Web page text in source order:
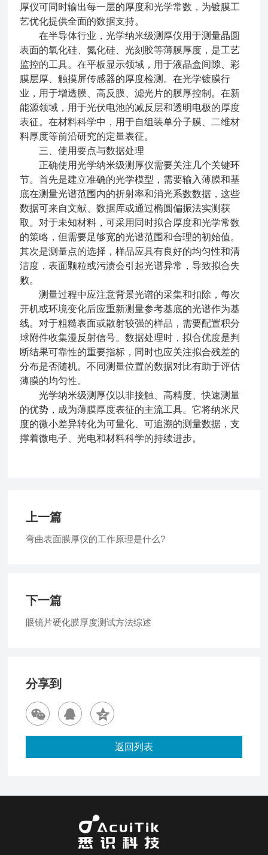
厚仪可同时输出每一层的厚度和光学常数，为镀膜工
艺优化提供全面的数据支持。
在半导体行业，光学纳米级测厚仪用于测量晶圆
表面的氧化硅、氮化硅、光刻胶等薄膜厚度，是工艺
监控的工具。在平板显示领域，用于液晶盒间隙、彩
膜层厚、触摸屏传感器的厚度检测。在光学镀膜行
业，用于增透膜、高反膜、滤光片的膜厚控制。在新
能源领域，用于光伏电池的减反层和透明电极的厚度
表征。在材料科学中，用于自组装单分子膜、二维材
料厚度等前沿研究的定量表征。
三、使用要点与数据处理
正确使用光学纳米级测厚仪需要关注几个关键环
节。首先是建立准确的光学模型，需要输入薄膜和基
底在测量光谱范围内的折射率和消光系数数据，这些
数据可来自文献、数据库或通过椭圆偏振法实测获
取。对于未知材料，可采用同时拟合厚度和光学常数
的策略，但需要足够宽的光谱范围和合理的初始值。
其次是测量点的选择，样品应具有良好的均匀性和清
洁度，表面颗粒或污渍会引起光谱异常，导致拟合失
败。
测量过程中应注意背景光谱的采集和扣除，每次
开机或环境变化后应重新测量参考基底的光谱作为基
线。对于粗糙表面或散射较强的样品，需要配置积分
球附件收集漫反射信号。数据处理时，拟合优度是判
断结果可靠性的重要指标，同时也应关注拟合残差的
分布是否随机。不同测量位置的数据对比有助于评估
薄膜的均匀性。
光学纳米级测厚仪以非接触、高精度、快速测量
的优势，成为薄膜厚度表征的主流工具。它将纳米尺
度的微小差异转化为可量化、可追溯的测量数据，支
撑着微电子、光电和材料科学的持续进步。
上一篇
弯曲表面膜厚仪的工作原理是什么?
下一篇
眼镜片硬化膜厚度测试方法综述
分享到
返回列表